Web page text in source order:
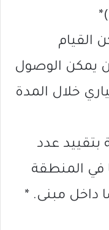
القيام
يمكن الوصول
خلال المدة
بتقييد عدد
60 شخصا في المنطقة
300 شخصا داخل مبنى. *